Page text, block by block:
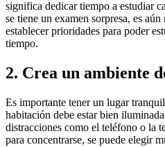
significa dedicar tiempo a estudiar
se tiene un examen sorpresa, es
establecer prioridades para poder
tiempo.
2. Crea un ambiente
Es importante tener un lugar
habitación debe estar bien
distracciones como el teléfono o la
para concentrarse, se puede elegir